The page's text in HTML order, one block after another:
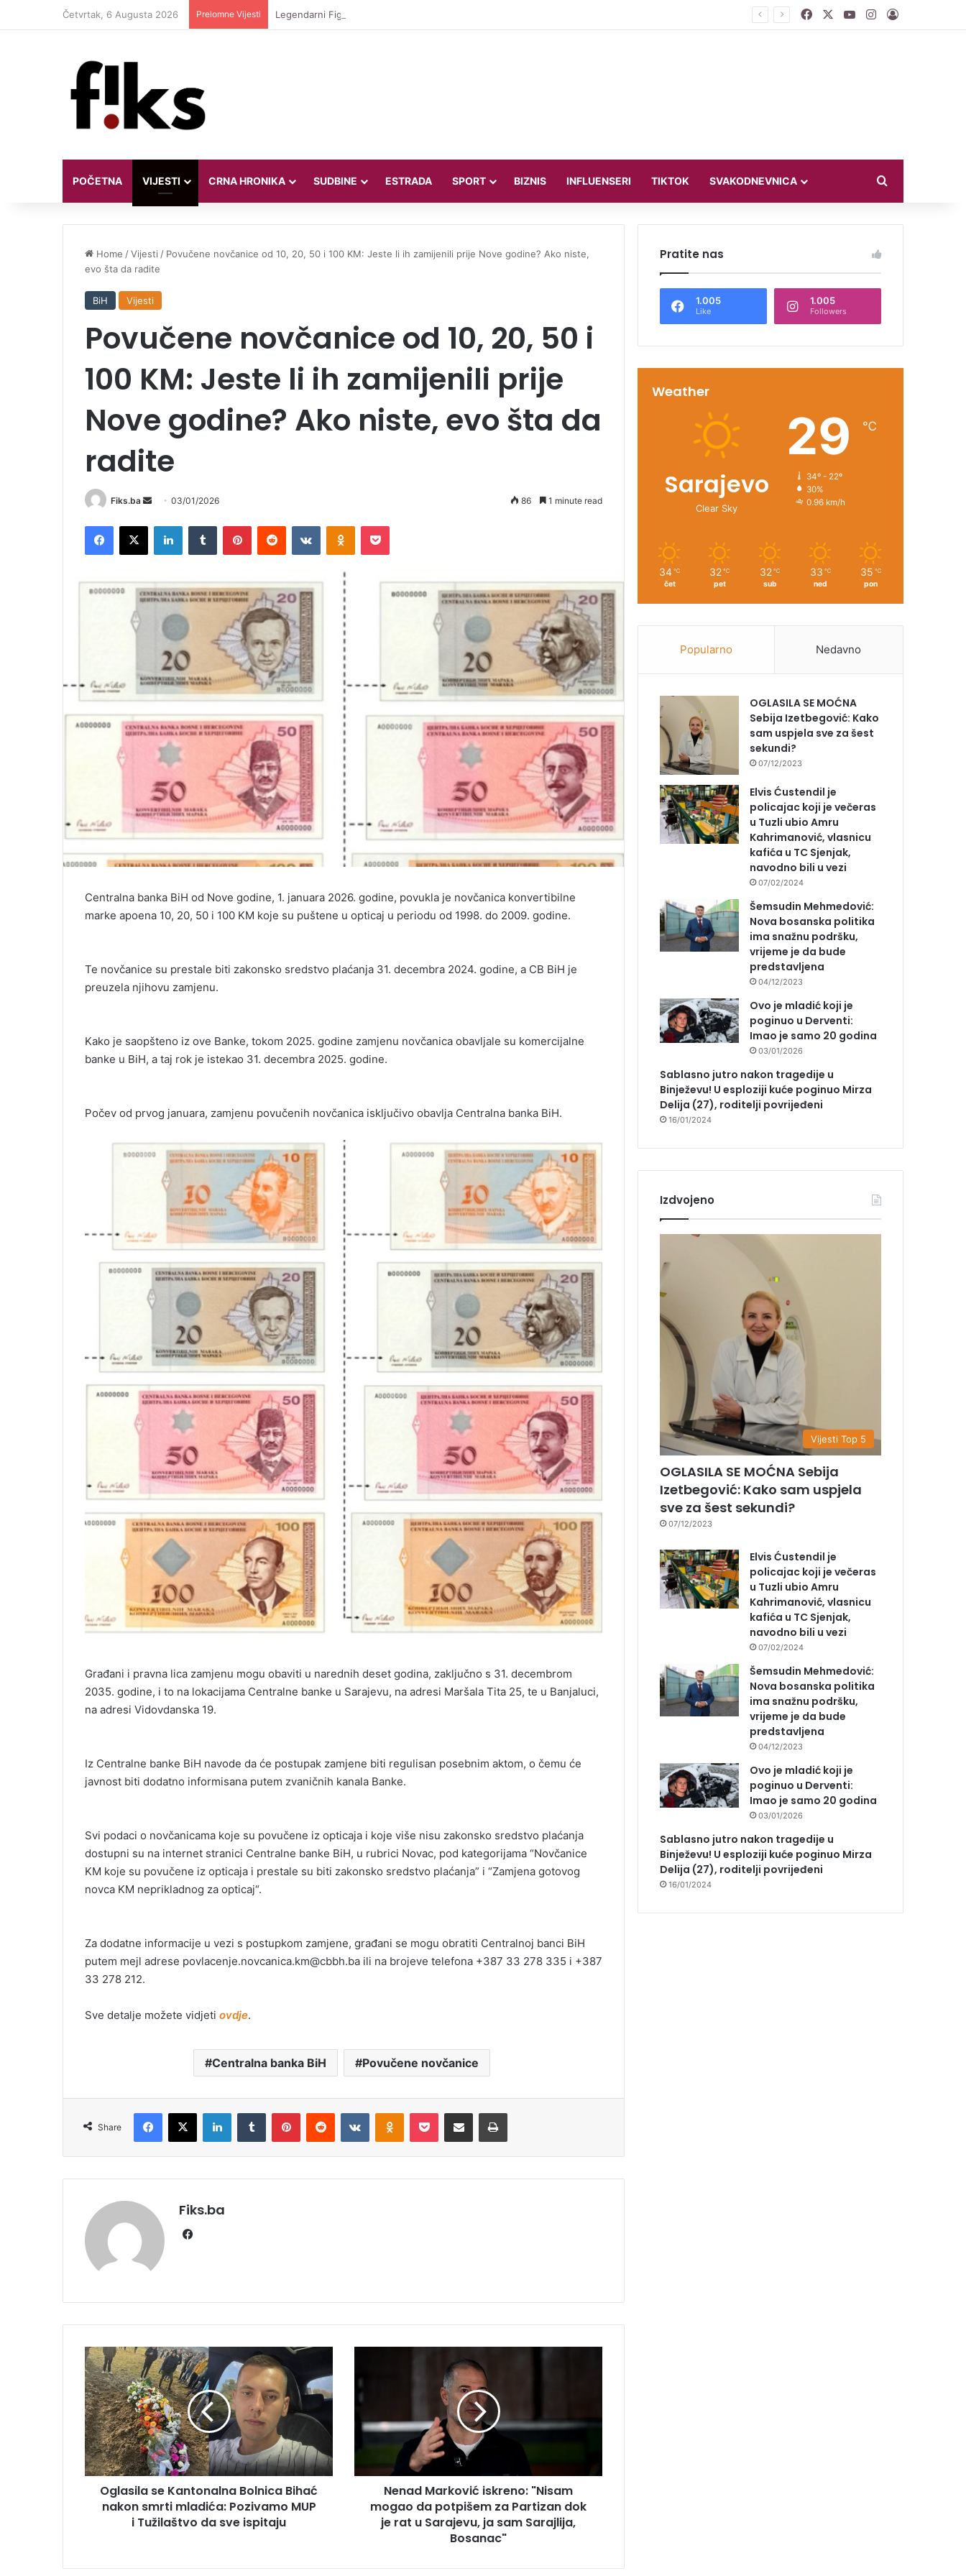
Četvrtak, 6 Augusta 2026 Prelomne Vijesti Legendarni Figo bez milosti prema Infantinu: “Lagao je i ukaljao funkciju, sada mora otići” FacebookYouTubeInstagram
Log In
POČETNA VIJESTI CRNA HRONIKA SUDBINE ESTRADA SPORT BIZNIS INFLUENSERI TIKTOK SVAKODNEVNICA
Home /Vijesti / Povučene novčanice od 10, 20, 50 i 100 KM: Jeste li ih zamijenili prije Nove godine? Ako niste,
evo šta da radite
BiH Vijesti
Povučene novčanice od 10, 20, 50 i
100 KM: Jeste li ih zamijenili prije
Nove godine? Ako niste, evo šta da
radite
Fiks.ba
Send
email
03/01/2026 86 1 minute read
Facebook
X LinkedInTumblr PinterestReddit VKontakteOdnoklassniki
Pocket
Centralna banka BiH od Nove godine, 1. januara 2026. godine, povukla je novčanica konvertibilne
marke apoena 10, 20, 50 i 100 KM koje su puštene u opticaj u periodu od 1998. do 2009. godine.
Te novčanice su prestale biti zakonsko sredstvo plaćanja 31. decembra 2024. godine, a CB BiH je
preuzela njihovu zamjenu.
Kako je saopšteno iz ove Banke, tokom 2025. godine zamjenu novčanica obavljale su komercijalne
banke u BiH, a taj rok je istekao 31. decembra 2025. godine.
Počev od prvog januara, zamjenu povučenih novčanica isključivo obavlja Centralna banka BiH.
Građani i pravna lica zamjenu mogu obaviti u narednih deset godina, zaključno s 31. decembrom
2035. godine, i to na lokacijama Centralne banke u Sarajevu, na adresi Maršala Tita 25, te u Banjaluci,
na adresi Vidovdanska 19.
Iz Centralne banke BiH navode da će postupak zamjene biti regulisan posebnim aktom, o čemu će
javnost biti dodatno informisana putem zvaničnih kanala Banke.
Svi podaci o novčanicama koje su povučene iz opticaja i koje više nisu zakonsko sredstvo plaćanja
dostupni su na internet stranici Centralne banke BiH, u rubrici Novac, pod kategorijama “Novčanice
KM koje su povučene iz opticaja i prestale su biti zakonsko sredstvo plaćanja” i “Zamjena gotovog
novca KM neprikladnog za opticaj“.
Za dodatne informacije u vezi s postupkom zamjene, građani se mogu obratiti Centralnoj banci BiH
putem mejl adrese povlacenje.novcanica.km@cbbh.ba ili na brojeve telefona +387 33 278 335 i +387
33 278 212.
Sve detalje možete vidjeti ovdje.
Centralna banka BiH Povučene novčanice
Share
Facebook
X LinkedInTumblr PinterestReddit VKontakteOdnoklassniki
Pocket Share via Email Print
Fiks.ba
Oglasila
se
Kantonalna
Bolnica
Bihać
nakon
smrti
mladića:
Pozivamo
MUPOglasila se Kantonalna Bolnica Bihać
nakon smrti mladića: Pozivamo MUP
i Tužilaštvo da sve ispitaju
da
Partizan
Nenad Marković iskreno: "Nisam
mogao da potpišem za Partizan dok
je rat u Sarajevu, ja sam Sarajlija,
Bosanac"
Pratite nas
1.005
Like
1.005
Followers
Weather
Sarajevo
Clear Sky
29 ℃
34º - 22º
30%
0.96 km/h
34 ℃
čet
32 ℃
pet
32 ℃
sub
33 ℃
ned
35 ℃
pon
Popularno Nedavno
OGLASILA SE MOĆNA
Sebija Izetbegović: Kako
sam uspjela sve za šest
sekundi?
07/12/2023
Elvis Ćustendil je
policajac koji je večeras
u Tuzli ubio Amru
Kahrimanović, vlasnicu
kafića u TC Sjenjak,
navodno bili u vezi
07/02/2024
Šemsudin Mehmedović:
Nova bosanska politika
ima snažnu podršku,
vrijeme je da bude
predstavljena
04/12/2023
Ovo je mladić koji je
poginuo u Derventi:
Imao je samo 20 godina
03/01/2026
Sablasno jutro nakon tragedije u
Binježevu! U esploziji kuće poginuo Mirza
Delija (27), roditelji povrijeđeni
16/01/2024
Izdvojeno
Vijesti Top 5
OGLASILA SE MOĆNA Sebija
Izetbegović: Kako sam uspjela
sve za šest sekundi?
07/12/2023
Elvis Ćustendil je
policajac koji je večeras
u Tuzli ubio Amru
Kahrimanović, vlasnicu
kafića u TC Sjenjak,
navodno bili u vezi
07/02/2024
Šemsudin Mehmedović:
Nova bosanska politika
ima snažnu podršku,
vrijeme je da bude
predstavljena
04/12/2023
Ovo je mladić koji je
poginuo u Derventi:
Imao je samo 20 godina
03/01/2026
Sablasno jutro nakon tragedije u
Binježevu! U esploziji kuće poginuo Mirza
Delija (27), roditelji povrijeđeni
16/01/2024